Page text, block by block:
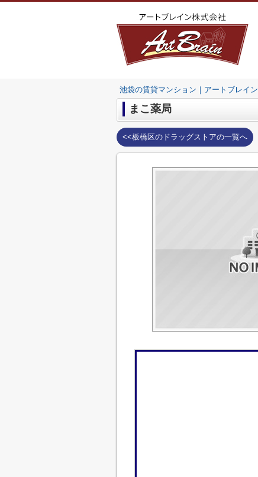
池袋の賃貸マンション｜アートブレイン
まこ薬局
<<板橋区のドラッグストアの一覧へ